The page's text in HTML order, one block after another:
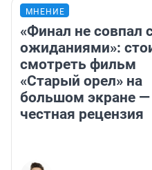
МНЕНИЕ
«Финал не совпал
ожиданиями»:
смотреть фильм
«Старый орел» на
большом экране —
честная рецензия